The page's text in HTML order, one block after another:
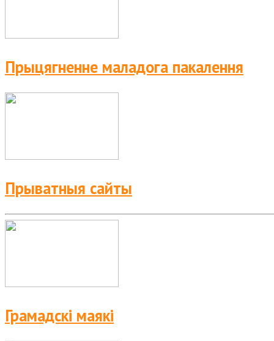
Прыцягненне маладога пакалення
Прыватныя сайты
Грамадскі маякі